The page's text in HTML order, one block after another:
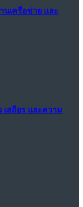
นเครือข่าย และ
เสถียร และความ